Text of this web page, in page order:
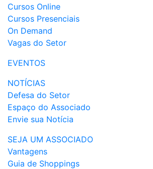
Cursos Online
Cursos Presenciais
On Demand
Vagas do Setor
EVENTOS
NOTÍCIAS
Defesa do Setor
Espaço do Associado
Envie sua Notícia
SEJA UM ASSOCIADO
Vantagens
Guia de Shoppings